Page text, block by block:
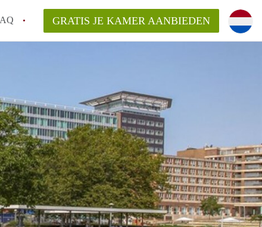
onzelfstandige woonruimte (kamer) in
kamer in Amsterdam?
voor een kamer in Amsterdam en wat
voor de huurder?
GRATIS JE KAMER AANBIEDEN